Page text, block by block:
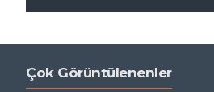
Çok Görüntülenenler